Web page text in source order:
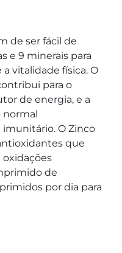
de ser fácil de
e 9 minerais para
vitalidade física. O
para o
de energia, e a
normal
O Zinco
que
de
por dia para